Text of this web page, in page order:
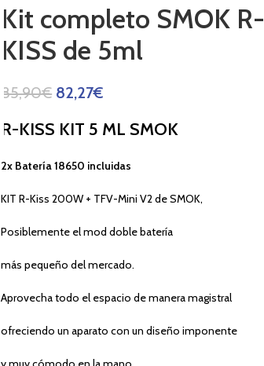
Kit completo SMOK R-
KISS de 5ml
85,90€ 82,27€
R-KISS KIT 5 ML SMOK
2x Batería 18650 incluidas
KIT R-Kiss 200W + TFV-Mini V2 de SMOK,
Posiblemente el mod doble batería
más pequeño del mercado.
Aprovecha todo el espacio de manera magistral
ofreciendo un aparato con un diseño imponente